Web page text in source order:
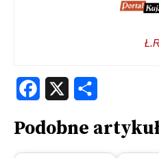
Facebook
Podobne